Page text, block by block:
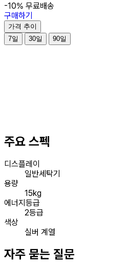
-10% 무료배송
구매하기
가격 추이
7일
30일 90일
주요 스펙
디스플레이
일반세탁기
용량
15kg
에너지등급
2등급
색상
실버 계열
자주 묻는 질문